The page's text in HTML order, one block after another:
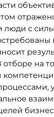
люди с
отборе на